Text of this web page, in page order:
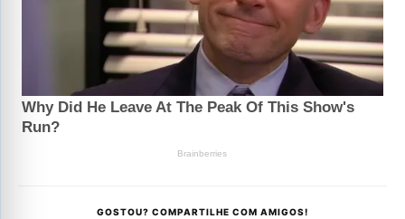
GOSTOU? COMPARTILHE COM AMIGOS!